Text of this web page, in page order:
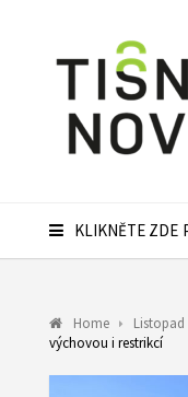
KLIKNĚTE ZDE
Home Listopad
výchovou i restrikcí